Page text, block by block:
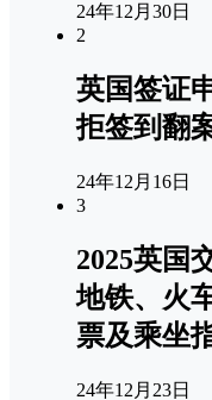
24年12月30日
2
英国签证
拒签到翻
24年12月16日
3
2025英国
地铁、火
票及乘坐
24年12月23日